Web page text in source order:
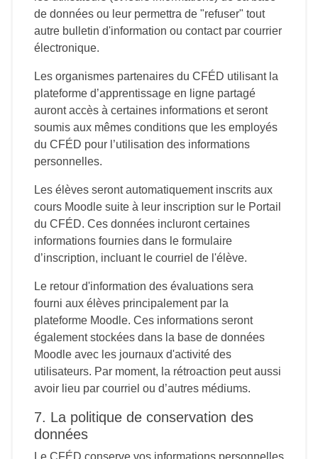
de données ou leur permettra de "refuser" tout
autre bulletin d'information ou contact par courrier
électronique.
Les organismes partenaires du CFÉD utilisant la
plateforme d’apprentissage en ligne partagé
auront accès à certaines informations et seront
soumis aux mêmes conditions que les employés
du CFÉD pour l’utilisation des informations
personnelles.
Les élèves seront automatiquement inscrits aux
cours Moodle suite à leur inscription sur le Portail
du CFÉD. Ces données incluront certaines
informations fournies dans le formulaire
d’inscription, incluant le courriel de l'élève.
Le retour d'information des évaluations sera
fourni aux élèves principalement par la
plateforme Moodle. Ces informations seront
également stockées dans la base de données
Moodle avec les journaux d'activité des
utilisateurs. Par moment, la rétroaction peut aussi
avoir lieu par courriel ou d’autres médiums.
7. La politique de conservation des
données
Le CFÉD conserve vos informations personnelles